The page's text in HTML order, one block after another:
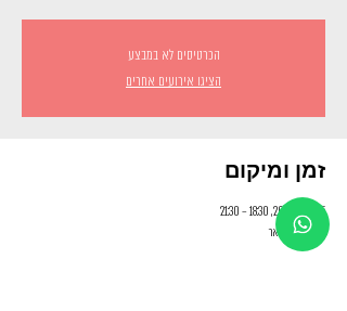
הכרטיסים לא במבצע
הציגו אירועים אחרים
זמן ומיקום
25 ביוני 2025, 18:30 – 21:30
יפו , בית הבאר